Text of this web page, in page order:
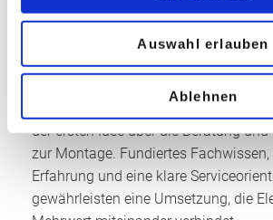
Auswahl erlauben
Ablehnen
Außenbereich und versteht sich als
zwischen Glashütten und Endkunden.
Partnerschaftliche Betreuung auf
der ersten Idee über die Beratung
zur Montage. Fundiertes
Erfahrung und eine klare
gewährleisten eine Umsetzung, die